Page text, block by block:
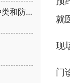
看病应该挂哪个科？不同科室常见疾病种类和防治
就
现
门